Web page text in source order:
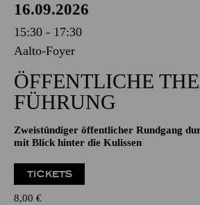
16.09.2026
15:30 - 17:30
Aalto-Foyer
ÖFFENTLICHE
FÜHRUNG
Zweistündiger öffentlicher Rundgang
mit Blick hinter die Kulissen
TICKETS
8,00 €